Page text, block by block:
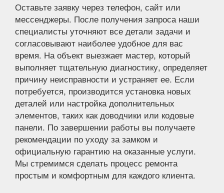
Оставьте заявку через телефон, сайт или
мессенджеры. После получения запроса наши
специалисты уточняют все детали задачи и
согласовывают наиболее удобное для вас
время. На объект выезжает мастер, который
выполняет тщательную диагностику, определяет
причину неисправности и устраняет ее. Если
потребуется, производится установка новых
деталей или настройка дополнительных
элементов, таких как доводчики или кодовые
панели. По завершении работы вы получаете
рекомендации по уходу за замком и
официальную гарантию на оказанные услуги.
Мы стремимся сделать процесс ремонта
простым и комфортным для каждого клиента.